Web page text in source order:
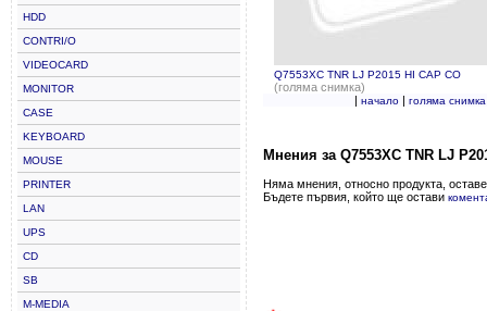
HDD
CONTRI/O
VIDEOCARD
MONITOR
CASE
KEYBOARD
MOUSE
PRINTER
LAN
UPS
CD
SB
M-MEDIA
Q7553XC TNR LJ P2015 HI CAP CO
(голяма снимка)
| начало| голяма снимка
Мнения за Q7553XC TNR LJ
Няма мнения, относно продукта,
Бъдете първия, който ще остави